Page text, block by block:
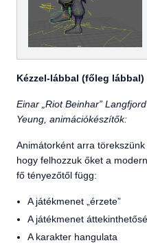
Kézzel-lábbal (főleg lábbal)
Einar „Riot Beinhar”
Yeung, animációkészítők:
Animátorként arra törekszünk
hogy felhozzuk őket a
fő tényezőtől függ:
A játékmenet „érzete”
A játékmenet
A karakter hangulata